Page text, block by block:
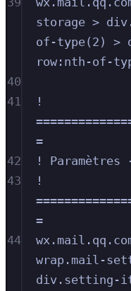
storage >
of-type(2) >
row:nth-of-
40
41
!
=
42
! Paramètres
43
!
=
44
wrap.mail-
div.setting-